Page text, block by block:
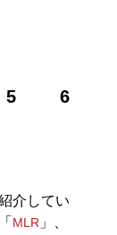
5 6
に関する多彩
ション情報を
介してい
MLR 」、